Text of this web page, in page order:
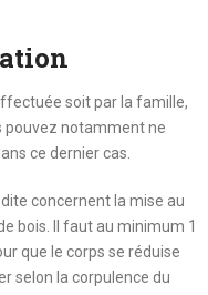
soit par la famille,
pouvez notamment ne
ce dernier cas.
concernent la mise au
bois. Il faut au minimum 1
que le corps se réduise
selon la corpulence du